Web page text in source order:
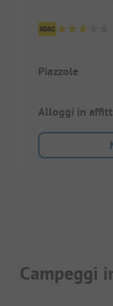
Piazzole
Alloggi in
Campeggi